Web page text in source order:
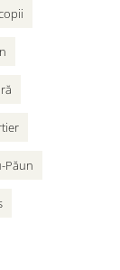
Păun